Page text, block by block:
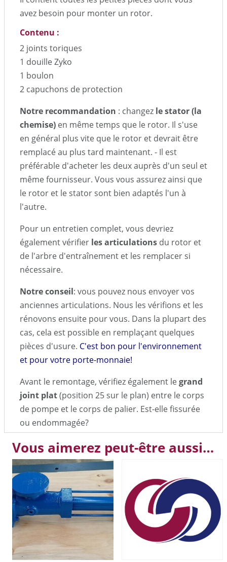
avez besoin pour monter un rotor.
Contenu :
2 joints toriques
1 douille Zyko
1 boulon
2 capuchons de protection
Notre recommandation : changez le stator (la
chemise) en même temps que le rotor. Il s'use
en général plus vite que le rotor et devrait être
remplacé au plus tard maintenant. - Il est
préférable d'acheter les deux auprès d'un seul et
même fournisseur. Vous vous assurez ainsi que
le rotor et le stator sont bien adaptés l'un à
l'autre.
Pour un entretien complet, vous devriez
également vérifier les articulations du rotor et
de l'arbre d'entraînement et les remplacer si
nécessaire.
Notre conseil: vous pouvez nous envoyer vos
anciennes articulations. Nous les vérifions et les
rénovons ensuite pour vous. Dans la plupart des
cas, cela est possible en remplaçant quelques
pièces d'usure. C'est bon pour l'environnement
et pour votre porte-monnaie!
Avant le remontage, vérifiez également legrand
joint plat(position 25 sur le plan) entre le corps
de pompe et le corps de palier. Est-elle fissurée
ou endommagée?
Vous aimerez peut-être aussi…